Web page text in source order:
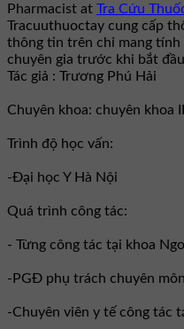
Pharmacist at Tra Cứu
Tracuuthuoctay cung cấp
thông tin trên chỉ mang tính
chuyên gia trước khi bắt
Tác giả : Trương Phú Hải
Chuyên khoa: chuyên khoa
Trình độ học vấn:
-Đại học Y Hà Nội
Quá trình công tác:
- Từng công tác tại khoa
-PGĐ phụ trách chuyên
-Chuyên viên y tế công tác